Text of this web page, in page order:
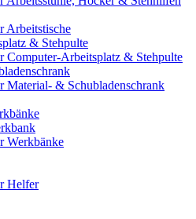
Arbeitstische
& Stehpulte
Computer-Arbeitsplatz & Stehpulte
Material- & Schubladenschrank
Werkbänke
Helfer